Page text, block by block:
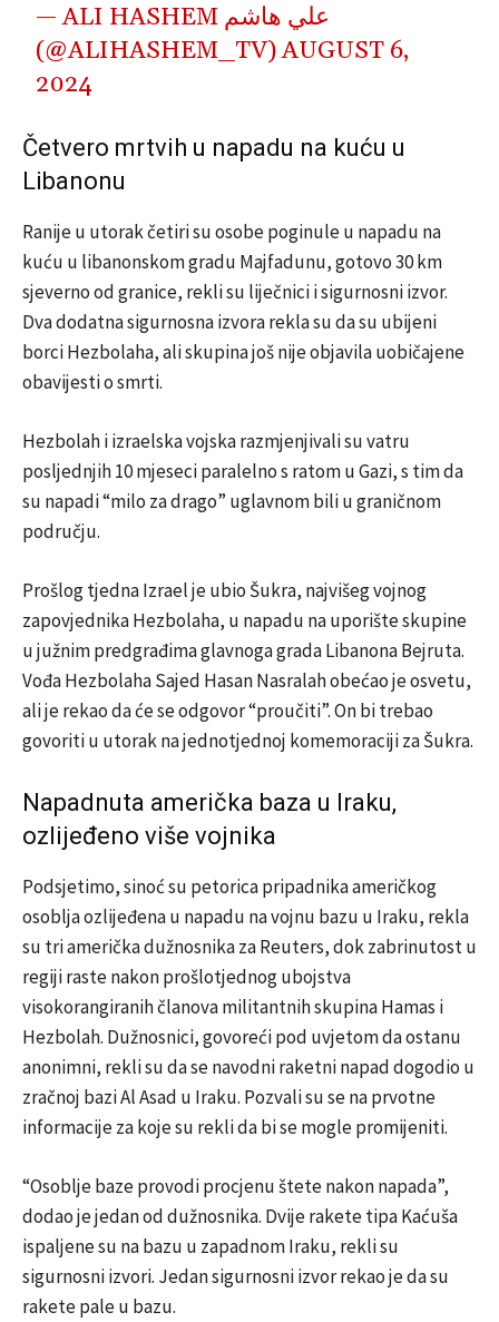
— ALI HASHEM علي هاشم
(@ALIHASHEM_TV)AUGUST 6,
2024
Četvero mrtvih u napadu na kuću u
Libanonu
Ranije u utorak četiri su osobe poginule u napadu na
kuću u libanonskom gradu Majfadunu, gotovo 30 km
sjeverno od granice, rekli su liječnici i sigurnosni izvor.
Dva dodatna sigurnosna izvora rekla su da su ubijeni
borci Hezbolaha, ali skupina još nije objavila uobičajene
obavijesti o smrti.
Hezbolah i izraelska vojska razmjenjivali su vatru
posljednjih 10 mjeseci paralelno s ratom u Gazi, s tim da
su napadi “milo za drago” uglavnom bili u graničnom
području.
Prošlog tjedna Izrael je ubio Šukra, najvišeg vojnog
zapovjednika Hezbolaha, u napadu na uporište skupine
u južnim predgrađima glavnoga grada Libanona Bejruta.
Vođa Hezbolaha Sajed Hasan Nasralah obećao je osvetu,
ali je rekao da će se odgovor “proučiti”. On bi trebao
govoriti u utorak na jednotjednoj komemoraciji za Šukra.
Napadnuta američka baza u Iraku,
ozlijeđeno više vojnika
Podsjetimo, sinoć su petorica pripadnika američkog
osoblja ozlijeđena u napadu na vojnu bazu u Iraku, rekla
su tri američka dužnosnika za Reuters, dok zabrinutost u
regiji raste nakon prošlotjednog ubojstva
visokorangiranih članova militantnih skupina Hamas i
Hezbolah. Dužnosnici, govoreći pod uvjetom da ostanu
anonimni, rekli su da se navodni raketni napad dogodio u
zračnoj bazi Al Asad u Iraku. Pozvali su se na prvotne
informacije za koje su rekli da bi se mogle promijeniti.
“Osoblje baze provodi procjenu štete nakon napada”,
dodao je jedan od dužnosnika. Dvije rakete tipa Kaćuša
ispaljene su na bazu u zapadnom Iraku, rekli su
sigurnosni izvori. Jedan sigurnosni izvor rekao je da su
rakete pale u bazu.